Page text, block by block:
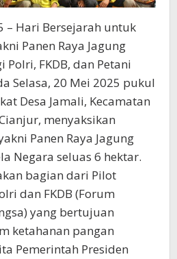
– Hari Bersejarah untuk
Panen Raya Jagung
FKDB, dan Petani
Selasa, 20 Mei 2025 pukul
Desa Jamali, Kecamatan
menyaksikan
Panen Raya Jagung
Negara seluas 6 hektar.
bagian dari Pilot
dan FKDB (Forum
yang bertujuan
ketahanan pangan
Pemerintah Presiden